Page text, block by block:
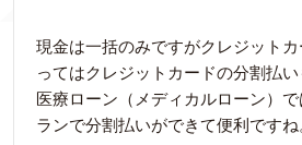
現金は一括のみですがクレジット
ってはクレジットカードの分割払い
医療ローン（メディカルローン）
ランで分割払いができて便利ですね